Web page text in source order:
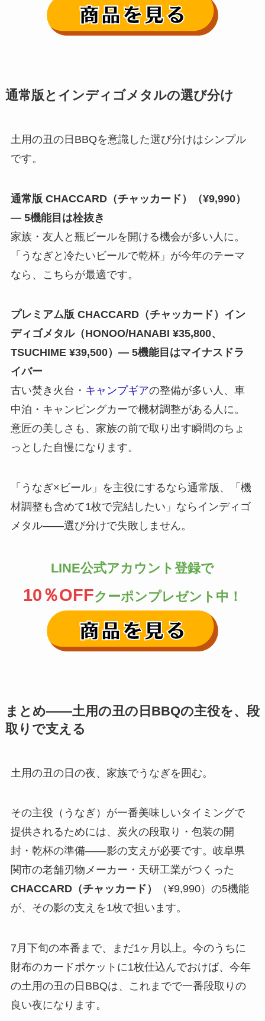
通常版とインディゴメタルの選び分け
土用の丑の日BBQを意識した選び分けはシンプル
です。
通常版 CHACCARD（チャッカード）（¥9,990）
— 5機能目は栓抜き
家族・友人と瓶ビールを開ける機会が多い人に。
「うなぎと冷たいビールで乾杯」が今年のテーマ
なら、こちらが最適です。
プレミアム版 CHACCARD（チャッカード）イン
ディゴメタル（HONOO/HANABI ¥35,800、
TSUCHIME ¥39,500）— 5機能目はマイナスドラ
イバー
古い焚き火台・ キャンプギアの整備が多い人、車
中泊・キャンピングカーで機材調整がある人に。
意匠の美しさも、家族の前で取り出す瞬間のちょ
っとした自慢になります。
「うなぎ×ビール」を主役にするなら通常版、「機
材調整も含めて1枚で完結したい」ならインディゴ
メタル——選び分けで失敗しません。
LINE公式アカウント登録で
10％OFFクーポンプレゼント中！
まとめ——土用の丑の日BBQの主役を、段
取りで支える
土用の丑の日の夜、家族でうなぎを囲む。
その主役（うなぎ）が一番美味しいタイミングで
提供されるためには、炭火の段取り・包装の開
封・乾杯の準備——影の支えが必要です。岐阜県
関市の老舗刃物メーカー・天研工業がつくった
CHACCARD（チャッカード）
（¥9,990）の5機能
が、その影の支えを1枚で担います。
7月下旬の本番まで、まだ1ヶ月以上。今のうちに
財布のカードポケットに1枚仕込んでおけば、今年
の土用の丑の日BBQは、これまでで一番段取りの
良い夜になります。